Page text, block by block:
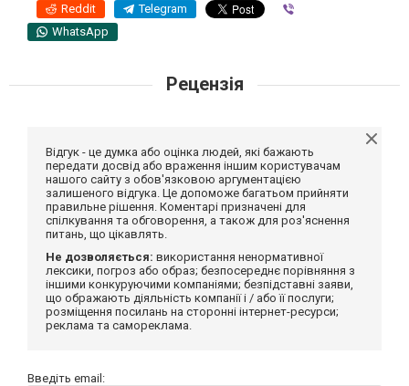
Reddit Telegram
WhatsApp
Рецензія
Відгук - це думка або оцінка людей, які бажають
передати досвід або враження іншим користувачам
нашого сайту з обов'язковою аргументацією
залишеного відгука. Це допоможе багатьом прийняти
правильне рішення. Коментарі призначені для
спілкування та обговорення, а також для роз'яснення
питань, що цікавлять.
Не дозволяється: використання ненормативної
лексики, погроз або образ; безпосереднє порівняння з
іншими конкуруючими компаніями; безпідставні заяви,
що ображають діяльність компанії і / або її послуги;
розміщення посилань на сторонні інтернет-ресурси;
реклама та самореклама.
Введіть email: